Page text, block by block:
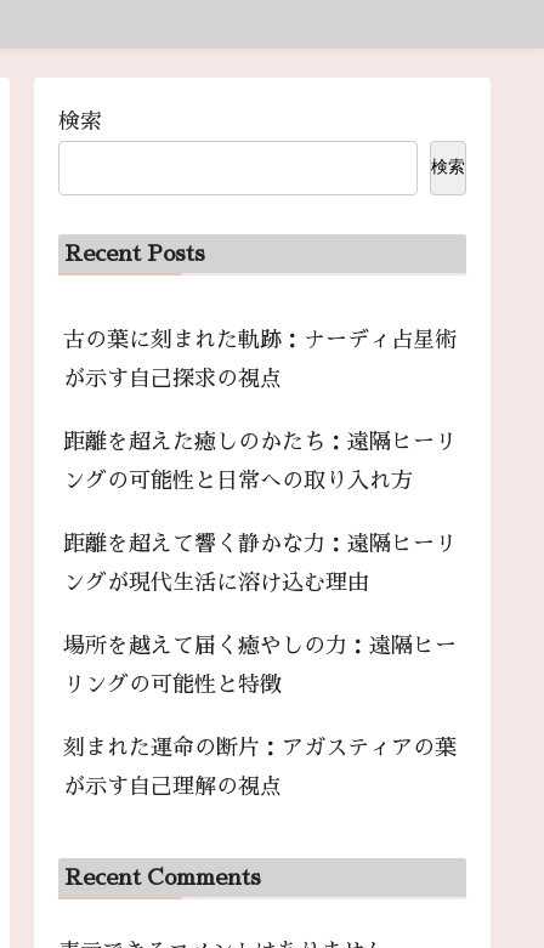
検索
検索
Recent Posts
古の葉に刻まれた軌跡：ナーディ占星術
が示す自己探求の視点
距離を超えた癒しのかたち：遠隔ヒーリ
ングの可能性と日常への取り入れ方
距離を超えて響く静かな力：遠隔ヒーリ
ングが現代生活に溶け込む理由
場所を越えて届く癒やしの力：遠隔ヒー
リングの可能性と特徴
刻まれた運命の断片：アガスティアの葉
が示す自己理解の視点
Recent Comments